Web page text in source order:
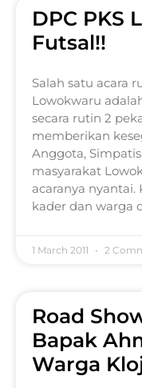
DPC PKS
Futsal!!
Salah satu acara
Lowokwaru
secara rutin 2
memberikan
Anggota,
masyarakat
acaranya
kader dan warga
1 March 2011 2
Road
Bapak
Warga